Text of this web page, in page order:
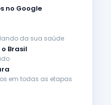
no Google
da sua saúde
Brasil
em todas as etapas